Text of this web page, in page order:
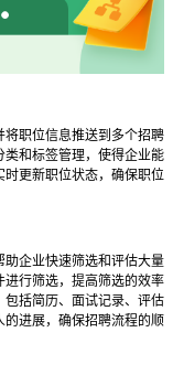
将职位信息推送到多个招聘
和标签管理，使得企业能
更新职位状态，确保职位
助企业快速筛选和评估大量
行筛选，提高筛选的效率
括简历、面试记录、评估
进展，确保招聘流程的顺